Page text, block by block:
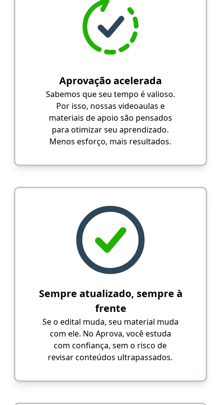
Aprovação acelerada
Sabemos que seu tempo é valioso.
Por isso, nossas videoaulas e
materiais de apoio são pensados
para otimizar seu aprendizado.
Menos esforço, mais resultados.
Sempre atualizado, sempre à
frente
Se o edital muda, seu material muda
com ele. No Aprova, você estuda
com confiança, sem o risco de
revisar conteúdos ultrapassados.